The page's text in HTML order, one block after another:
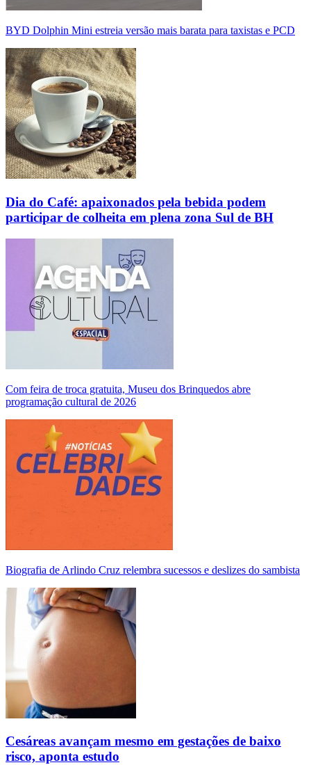
BYD Dolphin Mini estreia versão mais barata para taxistas e PCD
Dia do Café: apaixonados pela bebida podem
participar de colheita em plena zona Sul de BH
Com feira de troca gratuita, Museu dos Brinquedos abre
programação cultural de 2026
Biografia de Arlindo Cruz relembra sucessos e deslizes do sambista
Cesáreas avançam mesmo em gestações de baixo
risco, aponta estudo